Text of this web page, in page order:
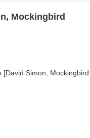
Mockingbird